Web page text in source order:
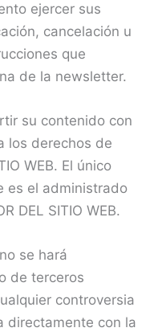
ejercer sus
cancelación u
que
de la newsletter.
su contenido con
los derechos de
WEB. El único
es el administrado
DEL SITIO WEB.
se hará
de terceros
controversia
directamente con la